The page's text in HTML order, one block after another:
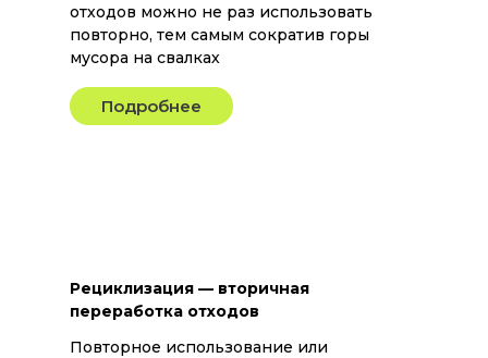
Повторное использование или
отходов можно не раз использовать
повторно, тем самым сократив горы
мусора на свалках
Рециклизация — вторичная
переработка отходов
Подробнее